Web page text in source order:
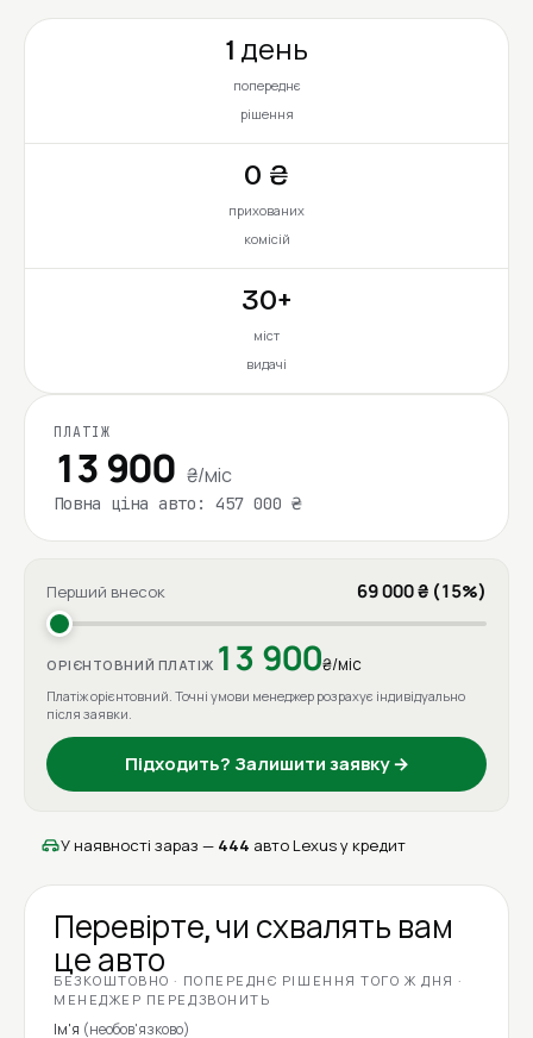
1 день
попереднє
рішення
0 ₴
прихованих
комісій
30+
міст
видачі
ПЛАТІЖ
13 900 ₴/міс
Повна ціна авто: 457 000 ₴
Перший внесок 69 000 ₴ (15%)
ОРІЄНТОВНИЙ ПЛАТІЖ 13 900₴/міс
Платіж орієнтовний. Точні умови менеджер розрахує індивідуально
після заявки.
Підходить? Залишити заявку →
У наявності зараз — 444 авто Lexus у кредит
Перевірте, чи схвалять вам
це авто
БЕЗКОШТОВНО · ПОПЕРЕДНЄ РІШЕННЯ ТОГО Ж ДНЯ ·
МЕНЕДЖЕР ПЕРЕДЗВОНИТЬ
Ім'я (необов'язково)